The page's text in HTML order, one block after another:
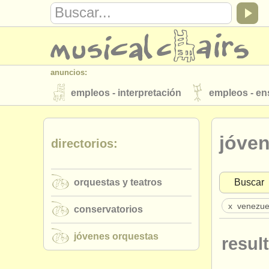
anuncios:
empleos - interpretación empleos -
instrumentos en venta instrumentos
directorios:
musicalchairs:
contáctenos
editor:
anúnciese con nosotros find out
Buscar
x
directorios:
orquestas y teatros
conservatorios
jóvenes orquestas